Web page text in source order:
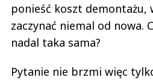
ponieść koszt demontażu,
zaczynać niemal od nowa.
nadal taka sama?
Pytanie nie brzmi więc